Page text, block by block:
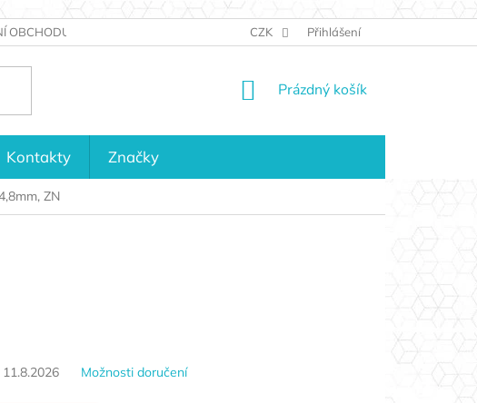
OBCHODU KONTAKTY KDO JSME?
CZK Přihlášení
NÁKUPNÍ
Prázdný košík
Kontakty Značky
ZN
11.8.2026 Možnosti doručení